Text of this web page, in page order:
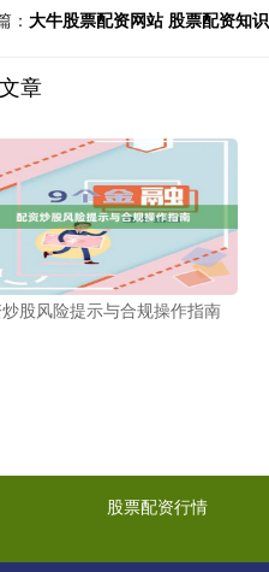
： 大牛股票配资网站 股票配资知
章
股风险提示与合规操作指南
股票配资行情